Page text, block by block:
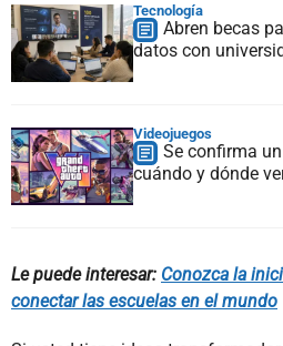
Tecnología
Abren becas
datos con
Videojuegos
Se confirma
cuándo y dónde
Le puede interesar: Conozca la
conectar las escuelas en el mundo